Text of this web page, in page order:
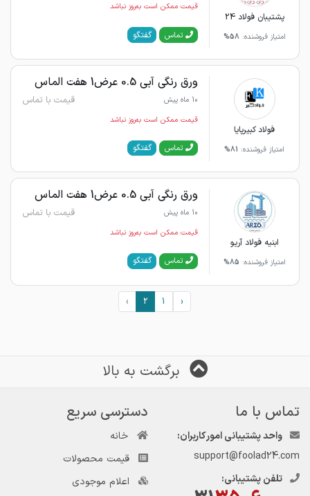
پشتیبان فولاد 24
امتیاز فروشنده: 58%
قیمت ممکن است به‌روز نباشد
تماس گفتگو
فولاد کبیرپایا
امتیاز فروشنده: 81%
ورق رنگی آبی 0.5 عرض1 هفت الماس
10 ماه پیش قیمت با تماس
قیمت ممکن است به‌روز نباشد
تماس گفتگو
ابنیه فولاد آریو
امتیاز فروشنده: 85%
ورق رنگی آبی 0.5 عرض1 هفت الماس
10 ماه پیش قیمت با تماس
قیمت ممکن است به‌روز نباشد
تماس گفتگو
‹
1
2
›
برگشت به بالا
تماس با ما
واحد پشتیبانی امور کاربران:
support@foolad24.com
تلفن پشتیبانی:
دسترسی سریع
خانه
قیمت محصولات
اعلام موجودی